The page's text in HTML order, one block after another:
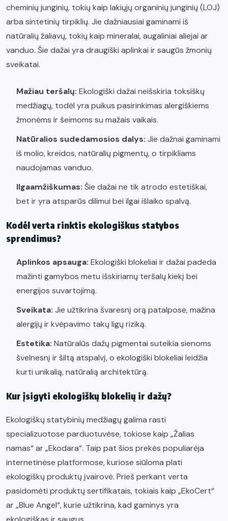
cheminių junginių, tokių kaip lakiųjų organinių junginių (LOJ)
arba sintetinių tirpiklių. Jie dažniausiai gaminami iš
natūralių žaliavų, tokių kaip mineralai, augaliniai aliejai ar
vanduo. Šie dažai yra draugiški aplinkai ir saugūs žmonių
sveikatai.
Mažiau teršalų: Ekologiški dažai neišskiria toksiškų
medžiagų, todėl yra puikus pasirinkimas alergiškiems
žmonėms ir šeimoms su mažais vaikais.
Natūralios sudedamosios dalys: Jie dažnai gaminami
iš molio, kreidos, natūralių pigmentų, o tirpikliams
naudojamas vanduo.
Ilgaamžiškumas: Šie dažai ne tik atrodo estetiškai,
bet ir yra atsparūs dilimui bei ilgai išlaiko spalvą.
Kodėl verta rinktis ekologiškus statybos
sprendimus?
Aplinkos apsauga: Ekologiški blokeliai ir dažai padeda
mažinti gamybos metu išskiriamų teršalų kiekį bei
energijos suvartojimą.
Sveikata: Jie užtikrina švaresnį orą patalpose, mažina
alergijų ir kvėpavimo takų ligų riziką.
Estetika: Natūralūs dažų pigmentai suteikia sienoms
švelnesnį ir šiltą atspalvį, o ekologiški blokeliai leidžia
kurti unikalią, natūralią architektūrą.
Kur įsigyti ekologiškų blokelių ir dažų?
Ekologiškų statybinių medžiagų galima rasti
specializuotose parduotuvėse, tokiose kaip „Žalias
namas“ ar „Ekodara“. Taip pat šios prekės populiarėja
internetinėse platformose, kuriose siūloma plati
ekologiškų produktų įvairovė. Prieš perkant verta
pasidomėti produktų sertifikatais, tokiais kaip „EkoCert“
ar „Blue Angel“, kurie užtikrina, kad gaminys yra